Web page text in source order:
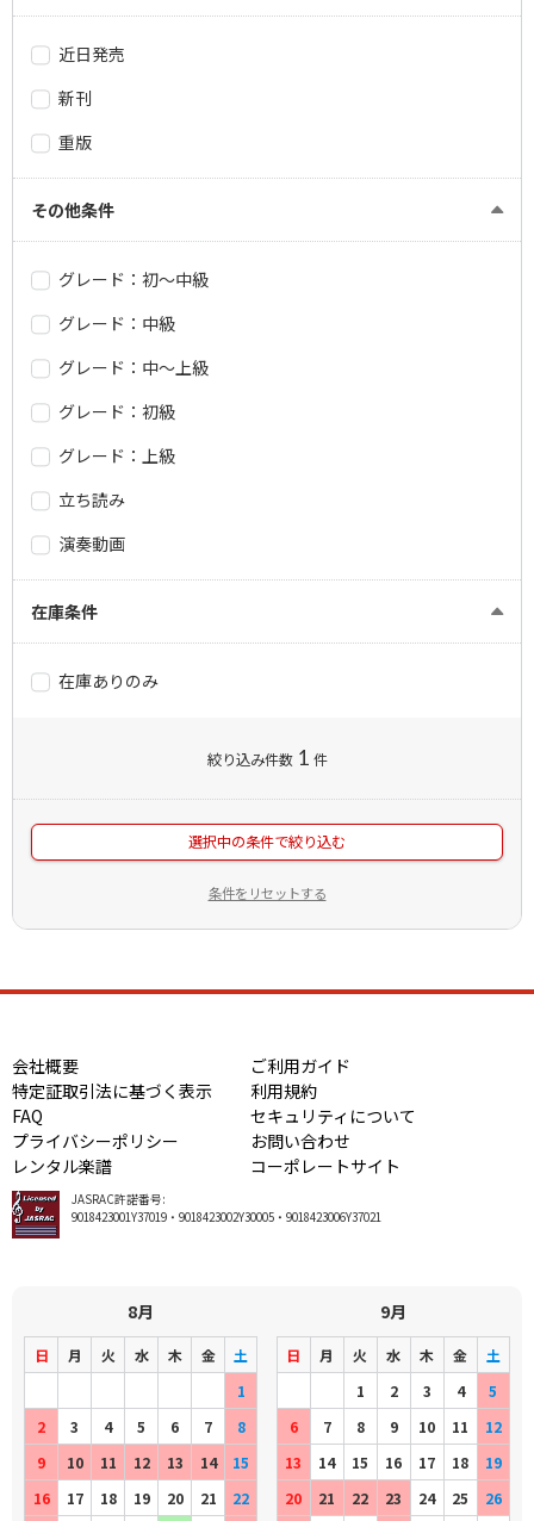
近日発売
新刊
重版
その他条件
グレード：初～中級
グレード：中級
グレード：中～上級
グレード：初級
グレード：上級
立ち読み
演奏動画
在庫条件
在庫ありのみ
絞り込み件数 1 件
選択中の条件で絞り込む
条件をリセットする
会社概要
ご利用ガイド
特定証取引法に基づく表示
利用規約
FAQ
セキュリティについて
プライバシーポリシー
お問い合わせ
レンタル楽譜
コーポレートサイト
JASRAC許諾番号:
9018423001Y37019・9018423002Y30005・9018423006Y37021
8月
日 月 火 水 木 金
土
1
2
3 4 5 6 7
8
9
10 11 12 13 14
15
16
17 18 19 20 21 22
9月
日 月 火 水 木 金
土
1
2 3 4
5
6
7 8 9 10 11
12
13
14 15 16 17 18
19
20
21 22 23 24 25 26